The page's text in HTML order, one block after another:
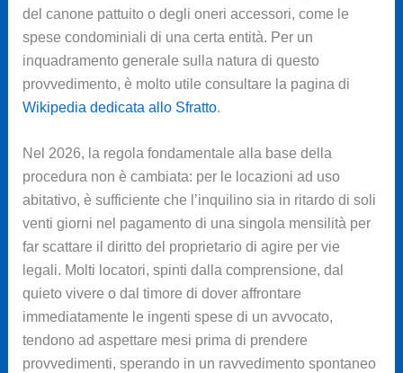
del canone pattuito o degli oneri accessori, come le
spese condominiali di una certa entità. Per un
inquadramento generale sulla natura di questo
provvedimento, è molto utile consultare la pagina di
Wikipedia dedicata allo Sfratto.
Nel 2026, la regola fondamentale alla base della
procedura non è cambiata: per le locazioni ad uso
abitativo, è sufficiente che l’inquilino sia in ritardo di soli
venti giorni nel pagamento di una singola mensilità per
far scattare il diritto del proprietario di agire per vie
legali. Molti locatori, spinti dalla comprensione, dal
quieto vivere o dal timore di dover affrontare
immediatamente le ingenti spese di un avvocato,
tendono ad aspettare mesi prima di prendere
provvedimenti, sperando in un ravvedimento spontaneo